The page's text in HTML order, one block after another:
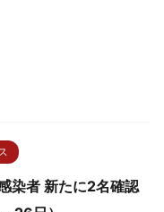
染者 新たに2名確認